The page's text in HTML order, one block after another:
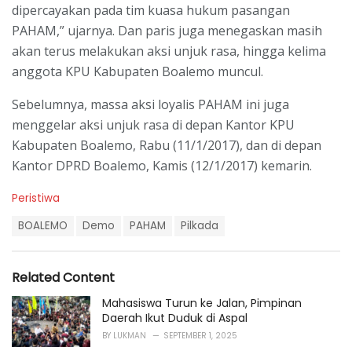
dipercayakan pada tim kuasa hukum pasangan
PAHAM,” ujarnya. Dan paris juga menegaskan masih
akan terus melakukan aksi unjuk rasa, hingga kelima
anggota KPU Kabupaten Boalemo muncul.
Sebelumnya, massa aksi loyalis PAHAM ini juga
menggelar aksi unjuk rasa di depan Kantor KPU
Kabupaten Boalemo, Rabu (11/1/2017), dan di depan
Kantor DPRD Boalemo, Kamis (12/1/2017) kemarin.
C
r
i
e
s
:
Peristiwa
:
BOALEMO Demo PAHAM Pilkada
Related Content
Mahasiswa Turun ke Jalan, Pimpinan
Daerah Ikut Duduk di Aspal
BY LUKMAN SEPTEMBER 1, 2025